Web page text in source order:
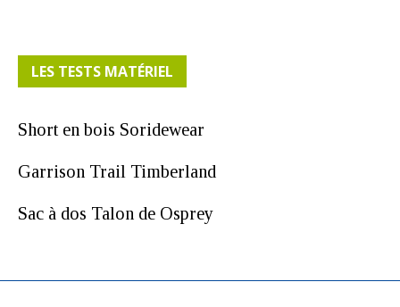
LES TESTS MATÉRIEL
Short en bois Soridewear
Garrison Trail Timberland
Sac à dos Talon de Osprey